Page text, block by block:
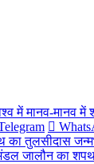
में मानव-मानव में
का तुलसीदास
मंडल जालौन का